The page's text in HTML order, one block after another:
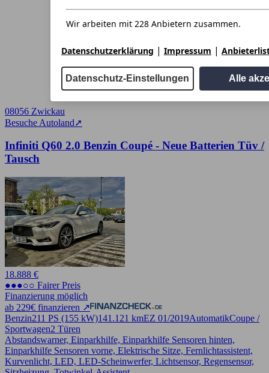
08056 Zwickau
Besuche Autoland➚
Infiniti Q60 2.0 Benzin Coupé - Neue Batterien Tüv /
Tausch
18.888 €
●●●○○ Fairer Preis
Finanzierung möglich
ab 229€ finanzieren ↗
Benzin211 PS (155 kW)141.121 kmEZ 01/2019AutomatikCoupe /
Sportwagen2 Türen
Abstandswarner, Einparkhilfe, Einparkhilfe Sensoren hinten,
Einparkhilfe Sensoren vorne, Elektrische Sitze, Fernlichtassistent,
Kurvenlicht, LED, LED-Scheinwerfer, Lichtsensor, Regensensor,
Wir arbeiten mit 228 Anbietern zusammen.
Datenschutzerklärung | Impressum |
Datenschutz-Einstellungen Alle